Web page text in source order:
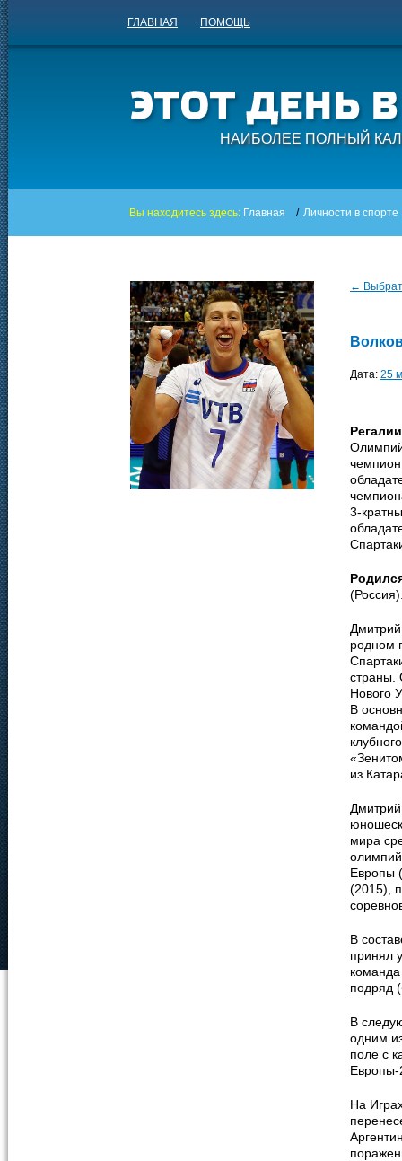
ГЛАВНАЯ ПОМОЩЬ
НАИБОЛЕЕ ПОЛНЫЙ
Вы находитесь здесь: Главная / Личности в спорте
←
Дата: 25
Регалии
3-
родном
страны.
Нового
В
из
мира
Европы
(2015),
В
принял
подряд
В
одним
поле с
Европы-
На